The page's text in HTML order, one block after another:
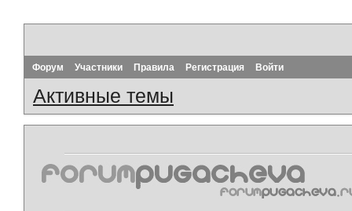
Форум Участники Правила Регистрация Войти
Активные темы